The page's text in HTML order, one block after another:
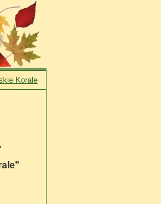
Korale